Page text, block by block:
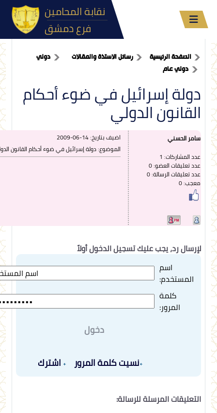
فرع دمشق
الصفحة الرئيسية رسائل الاستذة والمقالات
دولي
دولي عام
دولة إسرائيل في ضوء أحكام
القانون الدولي
سامر الحسني
عدد المشاركات: 1
عدد تعليقات العضو: 0
عدد تعليقات الرسالة: 0
معجب: 0
اضيف بتاريخ:2009-06-14
الموضوع: دولة إسرائيل في ضوء أحكام القانون
لإرسال رد، يجب عليك تسجيل الدخول أولاً
اسم
المستخدم:
كلمة
المرور:
دخول
نسيت كلمة المرور اشترك
التعليقات المرسلة للرسالة: